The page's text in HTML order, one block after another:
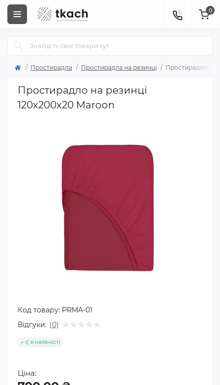
0
Простирадла Простирадла на резинці Простирадло на
Простирадло на резинці
120x200x20 Maroon
Код товару: PRMA-01
Відгуки: (0)
Є в наявності
Ціна: